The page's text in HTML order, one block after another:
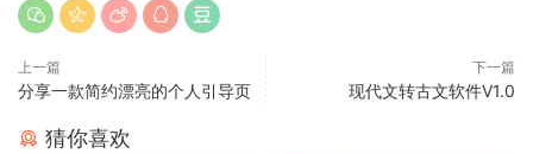
上一篇
分享一款简约漂亮的个人引导页
下一篇
现代文转古文软件V1.0
猜你喜欢